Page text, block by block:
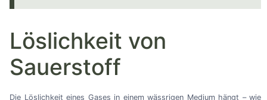
Löslichkeit von
Sauerstoff
Die Löslichkeit eines Gases in einem wässrigen Medium hängt –wie